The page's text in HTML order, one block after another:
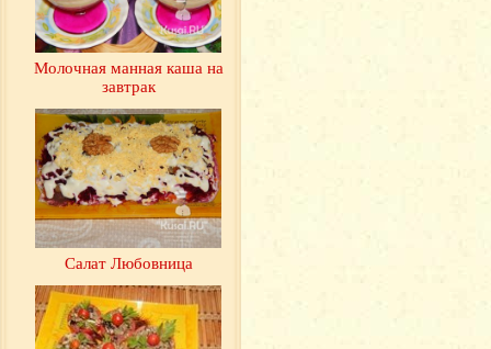
Молочная манная каша на
завтрак
Салат Любовница